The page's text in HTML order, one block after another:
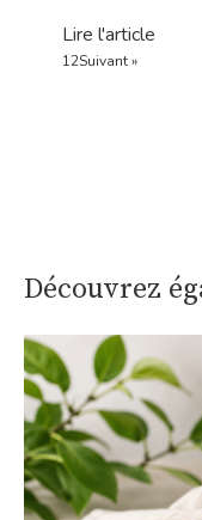
Lire l'article
12Suivant »
Découvrez